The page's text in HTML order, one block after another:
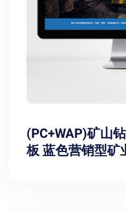
(PC+WAP)矿山
板 蓝色营销型矿